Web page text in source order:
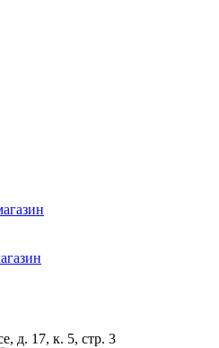
д. 17, к. 5, стр. 3